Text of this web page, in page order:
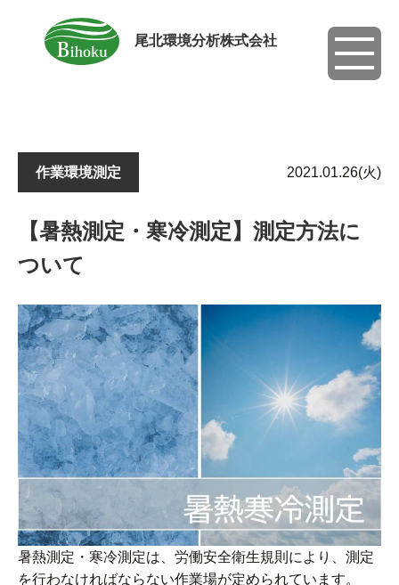
尾北環境分析株式会社
toggle
作業環境測定 2021.01.26(火)
【暑熱測定・寒冷測定】測定方法に
ついて
暑熱測定・寒冷測定は、労働安全衛生規則により、測定
を行わなければならない作業場が定められています。